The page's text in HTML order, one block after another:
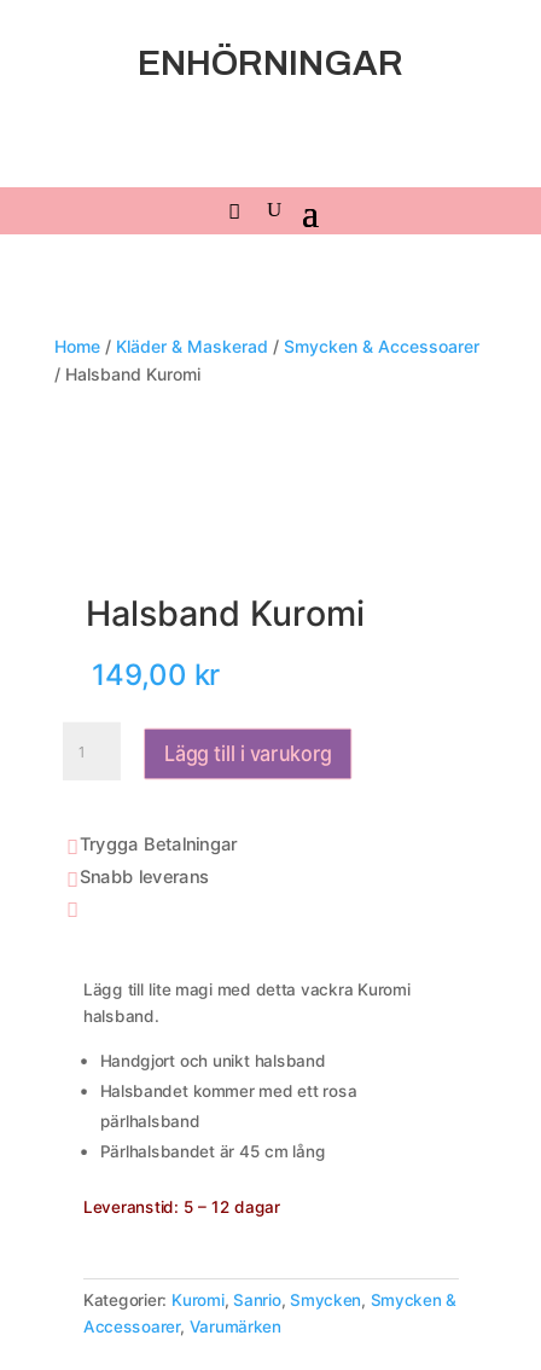
ENHÖRNINGAR
Home/ Kläder & Maskerad / Smycken & Accessoarer
/ Halsband Kuromi
Halsband Kuromi
149,00 kr
Kuromi
Lägg till i varukorg
Trygga Betalningar
Snabb leverans

Lägg till lite magi med detta vackra Kuromi
halsband.
Handgjort och unikt halsband
Halsbandet kommer med ett rosa
pärlhalsband
Pärlhalsbandet är 45 cm lång
Leveranstid: 5 – 12 dagar
Kategorier: Kuromi, Sanrio,Smycken, Smycken &
Accessoarer, Varumärken